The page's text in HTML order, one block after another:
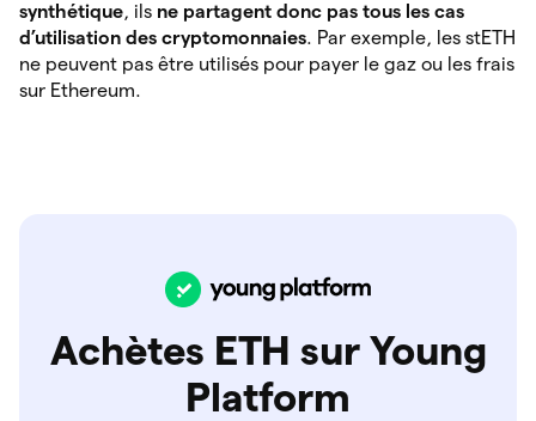
synthétique, ils ne partagent donc pas tous les cas
d’utilisation des cryptomonnaies. Par exemple, les stETH
ne peuvent pas être utilisés pour payer le gaz ou les frais
sur Ethereum.
Achètes ETH sur Young
Platform